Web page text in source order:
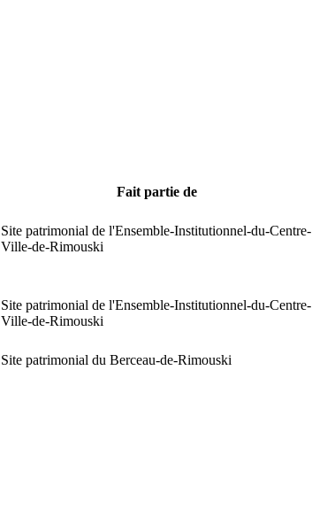
Fait partie de
Site patrimonial de l'Ensemble-Institutionnel-du-Centre-
Ville-de-Rimouski
Site patrimonial de l'Ensemble-Institutionnel-du-Centre-
Ville-de-Rimouski
Site patrimonial du Berceau-de-Rimouski